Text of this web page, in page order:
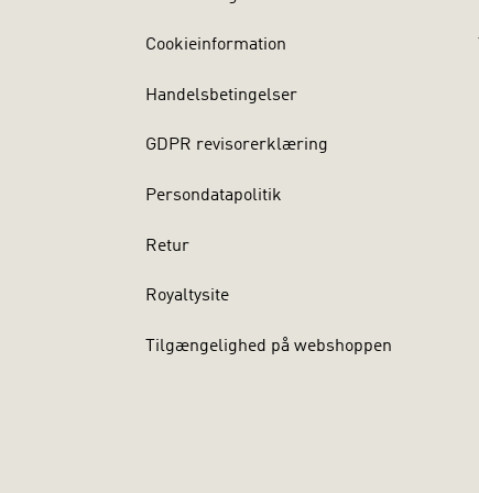
Cookieinformation
Handelsbetingelser
GDPR revisorerklæring
Persondatapolitik
Retur
Royaltysite
Tilgængelighed på webshoppen